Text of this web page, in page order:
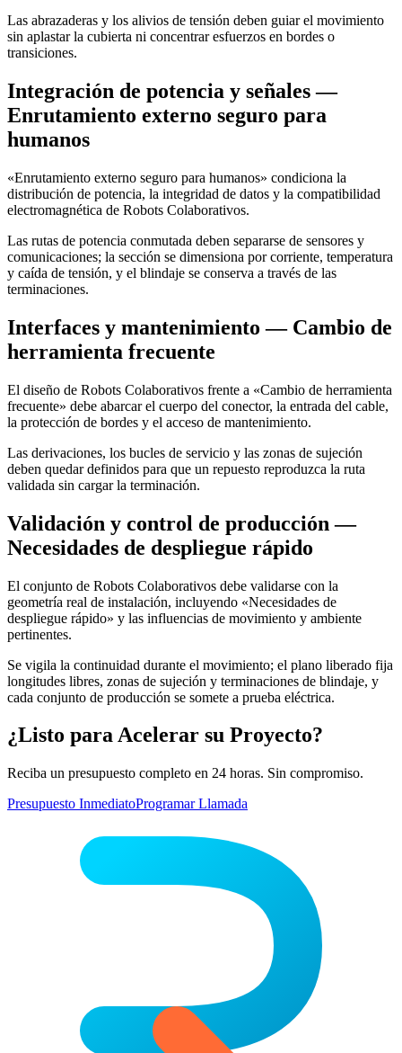
Las abrazaderas y los alivios de tensión deben guiar el movimiento
sin aplastar la cubierta ni concentrar esfuerzos en bordes o
transiciones.
Integración de potencia y señales —
Enrutamiento externo seguro para
humanos
«Enrutamiento externo seguro para humanos» condiciona la
distribución de potencia, la integridad de datos y la compatibilidad
electromagnética de Robots Colaborativos.
Las rutas de potencia conmutada deben separarse de sensores y
comunicaciones; la sección se dimensiona por corriente, temperatura
y caída de tensión, y el blindaje se conserva a través de las
terminaciones.
Interfaces y mantenimiento — Cambio de
herramienta frecuente
El diseño de Robots Colaborativos frente a «Cambio de herramienta
frecuente» debe abarcar el cuerpo del conector, la entrada del cable,
la protección de bordes y el acceso de mantenimiento.
Las derivaciones, los bucles de servicio y las zonas de sujeción
deben quedar definidos para que un repuesto reproduzca la ruta
validada sin cargar la terminación.
Validación y control de producción —
Necesidades de despliegue rápido
El conjunto de Robots Colaborativos debe validarse con la
geometría real de instalación, incluyendo «Necesidades de
despliegue rápido» y las influencias de movimiento y ambiente
pertinentes.
Se vigila la continuidad durante el movimiento; el plano liberado fija
longitudes libres, zonas de sujeción y terminaciones de blindaje, y
cada conjunto de producción se somete a prueba eléctrica.
¿Listo para Acelerar su Proyecto?
Reciba un presupuesto completo en 24 horas. Sin compromiso.
Presupuesto InmediatoProgramar Llamada